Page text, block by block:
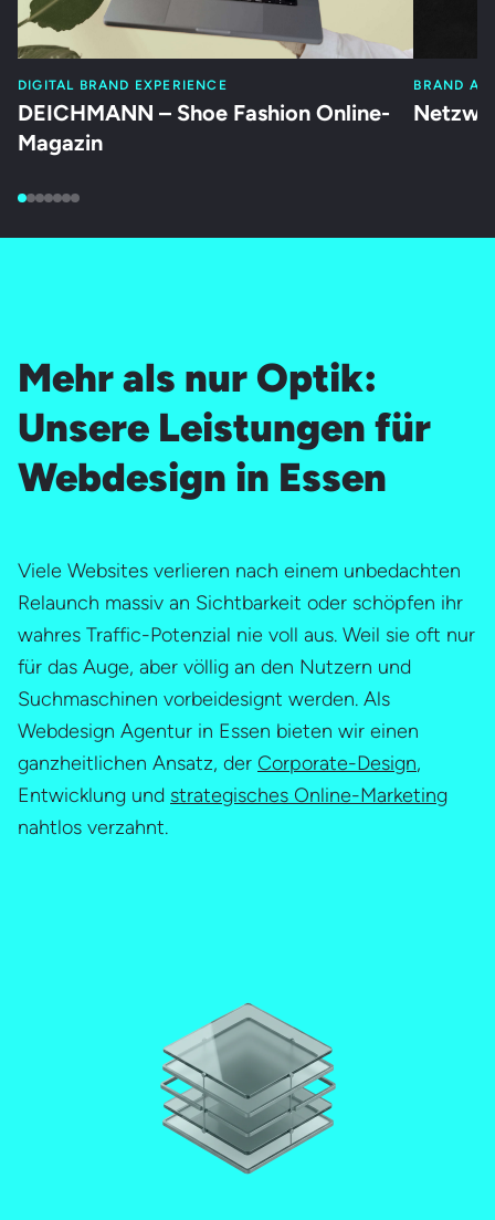
DIGITAL BRAND EXPERIENCE
DEICHMANN – Shoe Fashion Online-
Magazin
BRAND
Mehr als nur Optik:
Unsere Leistungen für
Webdesign in Essen
Viele Websites verlieren nach einem unbedachten
Relaunch massiv an Sichtbarkeit oder schöpfen ihr
wahres Traffic-Potenzial nie voll aus. Weil sie oft nur
für das Auge, aber völlig an den Nutzern und
Suchmaschinen vorbeidesignt werden. Als
Webdesign Agentur in Essen bieten wir einen
ganzheitlichen Ansatz, der Corporate-Design,
Entwicklung und strategisches Online-Marketing
nahtlos verzahnt.